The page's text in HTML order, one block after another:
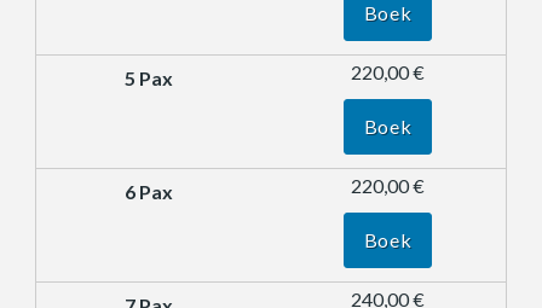
Boek
220,00 €
Boek
220,00 €
Boek
240,00 €